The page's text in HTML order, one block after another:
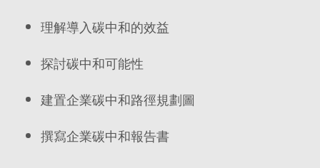
理解導入碳中和的效益
探討碳中和可能性
建置企業碳中和路徑規劃圖
撰寫企業碳中和報告書